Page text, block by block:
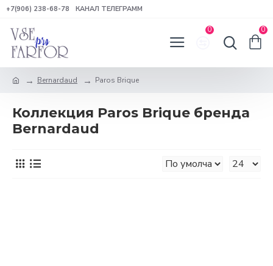
+7(906) 238-68-78 КАНАЛ ТЕЛЕГРАММ
0 0
Bernardaud Paros Brique
Коллекция Paros Brique бренда
Bernardaud